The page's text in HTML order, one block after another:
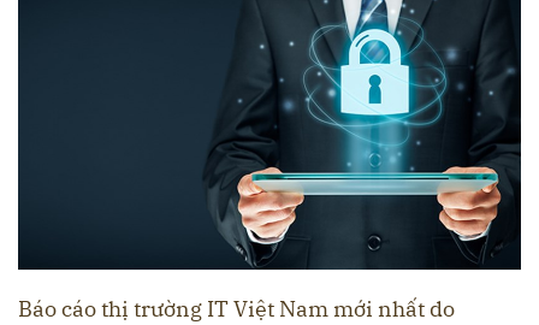
Báo cáo thị trường IT Việt Nam mới nhất do